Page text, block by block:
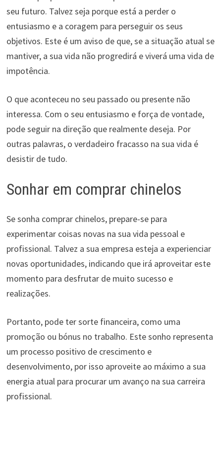
seu futuro. Talvez seja porque está a perder o
entusiasmo e a coragem para perseguir os seus
objetivos. Este é um aviso de que, se a situação atual se
mantiver, a sua vida não progredirá e viverá uma vida de
impotência.
O que aconteceu no seu passado ou presente não
interessa. Com o seu entusiasmo e força de vontade,
pode seguir na direção que realmente deseja. Por
outras palavras, o verdadeiro fracasso na sua vida é
desistir de tudo.
Sonhar em comprar chinelos
Se sonha comprar chinelos, prepare-se para
experimentar coisas novas na sua vida pessoal e
profissional. Talvez a sua empresa esteja a experienciar
novas oportunidades, indicando que irá aproveitar este
momento para desfrutar de muito sucesso e
realizações.
Portanto, pode ter sorte financeira, como uma
promoção ou bónus no trabalho. Este sonho representa
um processo positivo de crescimento e
desenvolvimento, por isso aproveite ao máximo a sua
energia atual para procurar um avanço na sua carreira
profissional.